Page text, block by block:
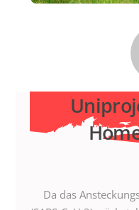
Da das